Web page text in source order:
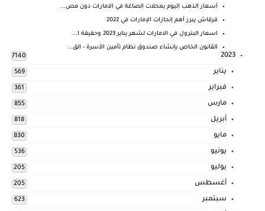
أسعار الذهب اليوم بمحلات الصاغة في الامارات دون مص...
قرقاش يبرز أهم إنجازات الإمارات في 2022
اسعار البترول في الامارات لشهر يناير 2023 وحقيقة ا...
القانون الخاص بإنشاء صندوق نظام تأمين الأسرة - الق...
2023
7140
يناير 569
فبراير 361
مارس 855
أبريل 818
مايو 830
يونيو 536
يوليو 205
أغسطس 205
سبتمبر 623